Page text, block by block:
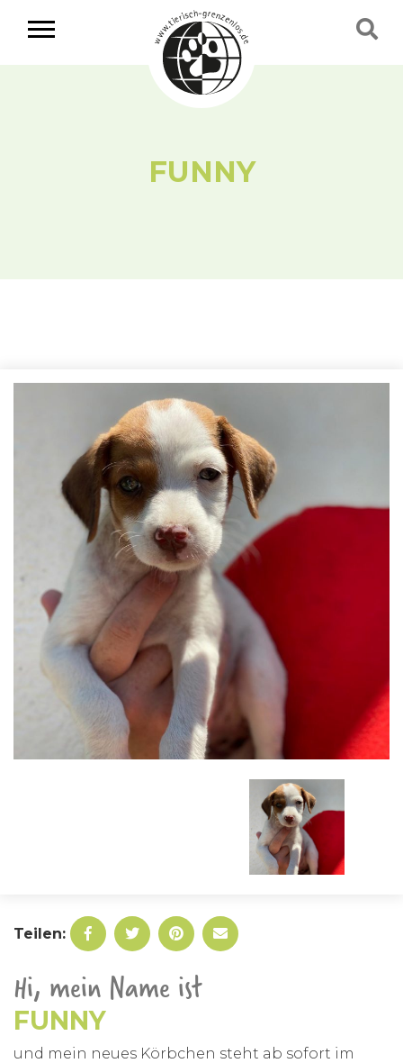
FUNNY
Teilen:
Hi, mein Name ist
FUNNY
und mein neues Körbchen steht ab sofort im